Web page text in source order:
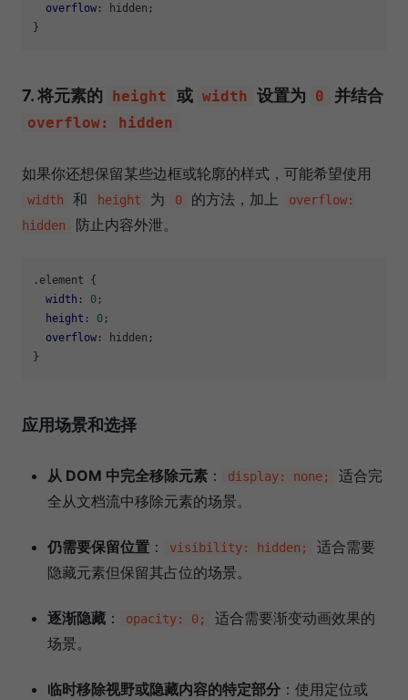
overflow : hidden;
7. 将元素的 height 或 width 设置为 0 并结合
overflow: hidden
如果你还想保留某些边框或轮廓的样式，可能希望使用
width 和 height 为 0 的方法，加上
overflow:
hidden
防止内容外泄。
.element {
width : 0 ;
height : 0 ;
overflow : hidden;
应用场景和选择
从 DOM 中完全移除元素 ： display: none;
适合完
全从文档流中移除元素的场景。
仍需要保留位置 ： visibility: hidden;
适合需要
隐藏元素但保留其占位的场景。
逐渐隐藏 ： opacity: 0;
适合需要渐变动画效果的
场景。
临时移除视野或隐藏内容的特定部分 ：使用定位或